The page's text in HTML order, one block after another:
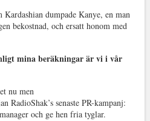
dumpade Kanye, en man
bekostnad, och ersatt honom med
mina beräkningar är vi i vår
nu men
RadioShak’s senaste PR-kampanj:
och ge hen fria tyglar.